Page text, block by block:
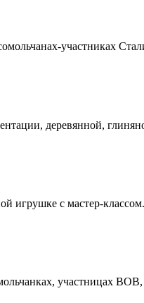
участниках
деревянной,
игрушке с мастер-
участницах